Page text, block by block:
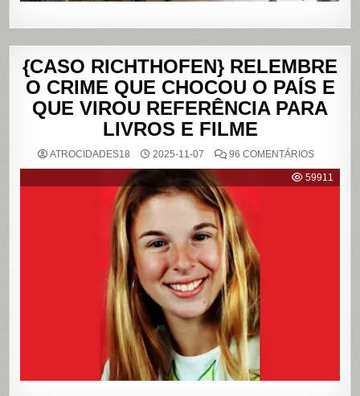
{CASO RICHTHOFEN} RELEMBRE
O CRIME QUE CHOCOU O PAÍS E
QUE VIROU REFERÊNCIA PARA
LIVROS E FILME
ATROCIDADES18 2025-11-07 96 COMENTÁRIOSEM
59911